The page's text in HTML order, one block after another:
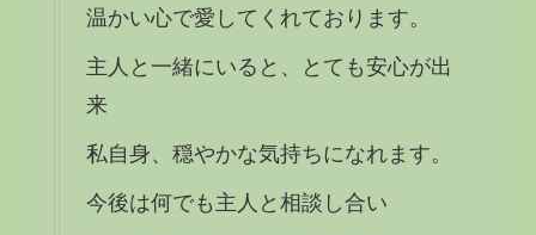
温かい心で愛してくれております。
主人と一緒にいると、とても安心が出
来
私自身、穏やかな気持ちになれます。
今後は何でも主人と相談し合い